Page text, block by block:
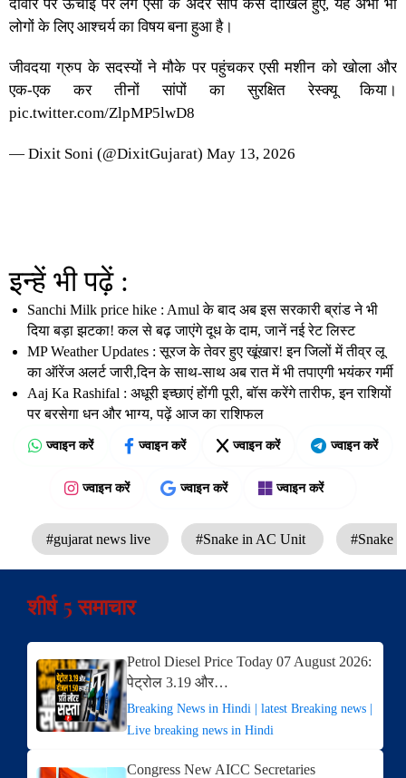
दीवार पर ऊंचाई पर लगे एसी के अंदर सांप कैसे दाखिल हुए, यह अभी भी
लोगों के लिए आश्चर्य का विषय बना हुआ है।
जीवदया ग्रुप के सदस्यों ने मौके पर पहुंचकर एसी मशीन को खोला और
एक-एक कर तीनों सांपों का सुरक्षित रेस्क्यू किया।
pic.twitter.com/ZlpMP5lwD8
— Dixit Soni (@DixitGujarat) May 13, 2026
इन्हें भी पढ़ें :
Sanchi Milk price hike : Amul के बाद अब इस सरकारी ब्रांड ने भी
दिया बड़ा झटका! कल से बढ़ जाएंगे दूध के दाम, जानें नई रेट लिस्ट
MP Weather Updates : सूरज के तेवर हुए खूंखार! इन जिलों में तीव्र लू
का ऑरेंज अलर्ट जारी,दिन के साथ-साथ अब रात में भी तपाएगी भयंकर गर्मी
Aaj Ka Rashifal : अधूरी इच्छाएं होंगी पूरी, बॉस करेंगे तारीफ, इन राशियों
पर बरसेगा धन और भाग्य, पढ़ें आज का राशिफल
ज्वाइन करें ज्वाइन करें ज्वाइन करें ज्वाइन करें
ज्वाइन करें ज्वाइन करें ज्वाइन करें
#gujarat news live #Snake in AC Unit #Snake
शीर्ष 5 समाचार
Petrol Diesel Price Today 07 August 2026:
पेट्रोल 3.19 और…
Breaking News in Hindi | latest Breaking news |
Live breaking news in Hindi
Congress New AICC Secretaries